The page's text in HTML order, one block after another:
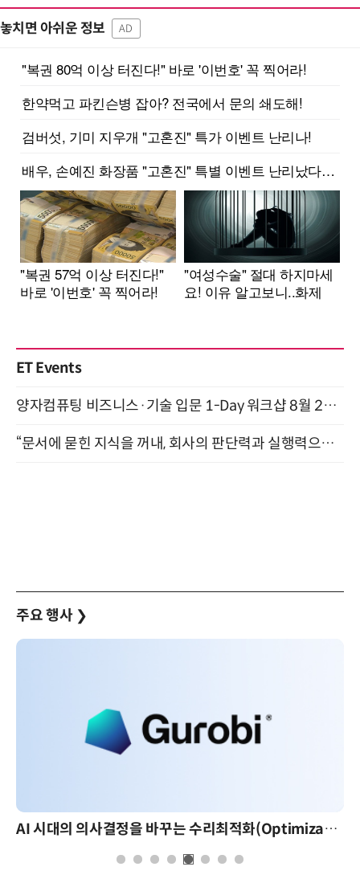
놓치면 아쉬운 정보 AD
ET Events
양자컴퓨팅 비즈니스·기술 입문 1-Day 워크샵 8월 28일 개최
“문서에 묻힌 지식을 꺼내, 회사의 판단력과 실행력으로 바꾸다” (8/20)
주요 행사 ❯
AI 핀옵스 실전 세미나: 폭증하는 AI 토큰 비용 관리 전략